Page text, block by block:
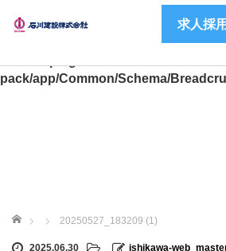
Warning: preg_match(): Unknown
/home/ishikawa-inc/ishikawa-
pack/app/Common/Schema/
求人採
ホーム 20250527_183209 (1)
2025.06.30 ishikawa-